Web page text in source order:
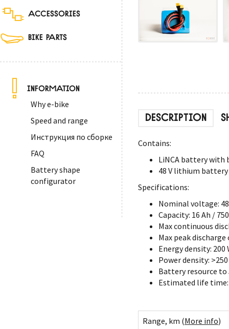
ACCESSORIES
BIKE PARTS
INFORMATION
Why e-bike
Speed and range
Инструкция по сборке
FAQ
Battery shape
configurator
DESCRIPTION
Contains:
LiNCA battery with
48 V lithium
Specifications:
Nominal voltage:
Capacity: 16 Ah /
Max continuous
Max peak
Energy density: 200
Power density:
Battery resource to
Estimated life time:
Range, km (More info)